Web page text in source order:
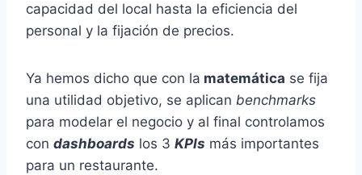
capacidad del local hasta la eficiencia del
personal y la fijación de precios.
Ya hemos dicho que con la matemática se fija
una utilidad objetivo, se aplican benchmarks
para modelar el negocio y al final controlamos
con dashboards los 3 KPIs más importantes
para un restaurante.